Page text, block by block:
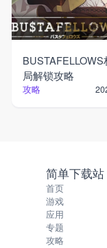
局解锁攻略
攻略
简单下载站
首页
游戏
应用
专题
攻略